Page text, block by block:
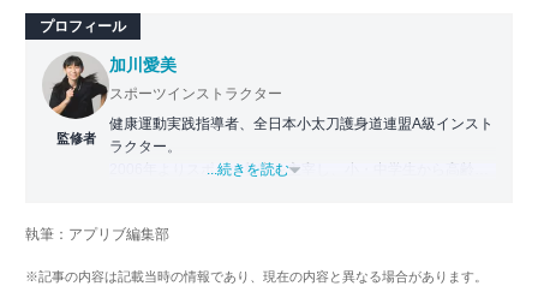
プロフィール
監修者
加川愛美
スポーツインストラクター
健康運動実践指導者、全日本小太刀護身道連盟A級インスト
ラクター。
2006年よりスポーツ教室を主宰し、小・中学生から高齢者
日常生活をより豊かにするヘルスケアアプリの活用法を、
...続きを読む
執筆：アプリブ編集部
※記事の内容は記載当時の情報であり、現在の内容と異なる場合があります。